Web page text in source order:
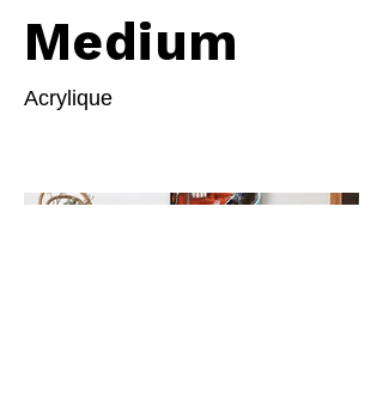
Medium
Acrylique